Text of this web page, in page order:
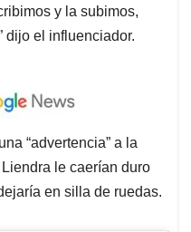
y la subimos,
dijo el influenciador.
“advertencia” a la
le caerían duro
en silla de ruedas.